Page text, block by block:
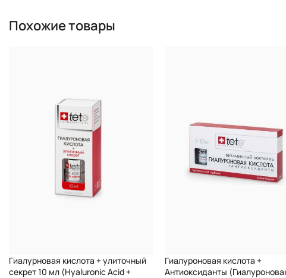
Похожие товары
Гиалурновая кислота + улиточный
секрет 10 мл (Hyaluronic Acid +
Гиалуроновая кислота +
Антиоксиданты